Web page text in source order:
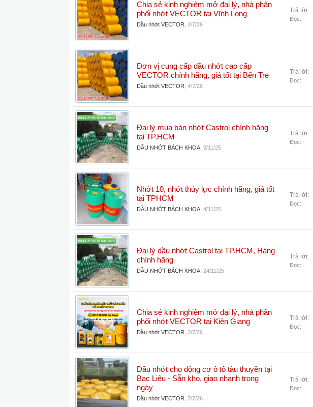
Chia sẻ kinh nghiệm mở đại lý, nhà phân
phối nhớt VECTOR tại Vĩnh Long
Dầu nhớt VECTOR 4/7/26
Trả lời:
Đọc:
Đơn vị cung cấp dầu nhớt cao cấp
VECTOR chính hãng, giá tốt tại Bến Tre
Dầu nhớt VECTOR 4/7/26
Trả lời:
Đọc:
Đại lý mua bán nhớt Castrol chính hãng
tại TP.HCM
DẦU NHỚT BÁCH KHOA 3/11/25
Trả lời:
Đọc:
Nhớt 10, nhớt thủy lực chính hãng, giá tốt
tại TPHCM
DẦU NHỚT BÁCH KHOA 4/11/25
Trả lời:
Đọc:
Đại lý dầu nhớt Castrol tại TP.HCM, Hàng
chính hãng
DẦU NHỚT BÁCH KHOA 24/11/25
Trả lời:
Đọc:
Chia sẻ kinh nghiệm mở đại lý, nhà phân
phối nhớt VECTOR tại Kiên Giang
Dầu nhớt VECTOR 3/7/26
Trả lời:
Đọc:
Dầu nhớt cho động cơ ô tô tàu thuyền tại
Bạc Liêu - Sẵn kho, giao nhanh trong
ngày
Dầu nhớt VECTOR 7/7/26
Trả lời:
Đọc: